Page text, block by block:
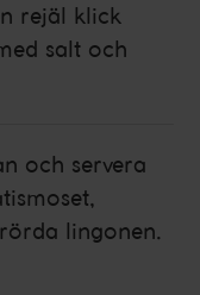
rejäl klick
salt och
och servera
lingonen.